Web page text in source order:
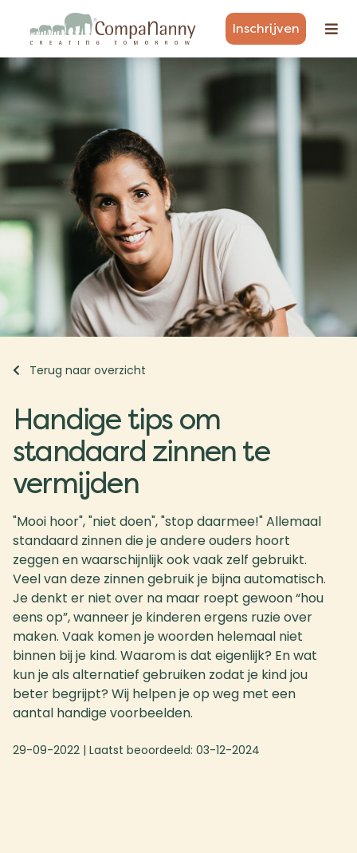
Inschrijven
Terug naar overzicht
Handige tips om
standaard zinnen te
vermijden
"Mooi hoor", "niet doen", "stop daarmee!" Allemaal
standaard zinnen die je andere ouders hoort
zeggen en waarschijnlijk ook vaak zelf gebruikt.
Veel van deze zinnen gebruik je bijna automatisch.
Je denkt er niet over na maar roept gewoon “hou
eens op”, wanneer je kinderen ergens ruzie over
maken. Vaak komen je woorden helemaal niet
binnen bij je kind. Waarom is dat eigenlijk? En wat
kun je als alternatief gebruiken zodat je kind jou
beter begrijpt? Wij helpen je op weg met een
aantal handige voorbeelden.
29-09-2022 | Laatst beoordeeld: 03-12-2024